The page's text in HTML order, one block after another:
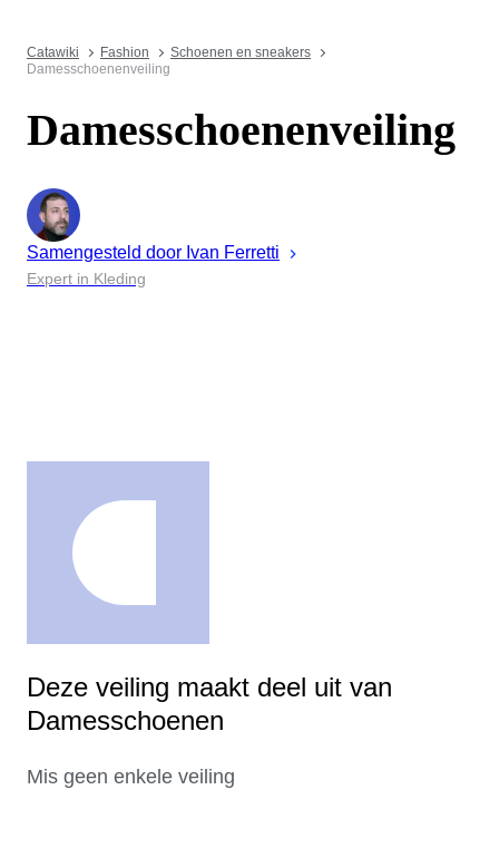
Catawiki Fashion
Schoenen en sneakers
Damesschoenenveiling
Damesschoenenveiling
Samengesteld door Ivan Ferretti
Expert in Kleding
Deze veiling maakt deel uit van
Damesschoenen
Mis geen enkele veiling